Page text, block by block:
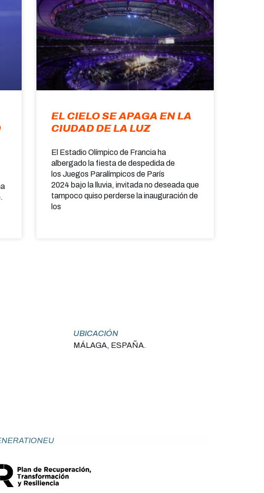
EL CIELO SE APAGA EN LA
CIUDAD DE LA LUZ
El Estadio Olímpico de Francia ha
albergado la fiesta de despedida de
los Juegos Paralímpicos de París
2024 bajo la lluvia, invitada no deseada que
tampoco quiso perderse la inauguración de
los
UBICACIÓN
MÁLAGA, ESPAÑA.